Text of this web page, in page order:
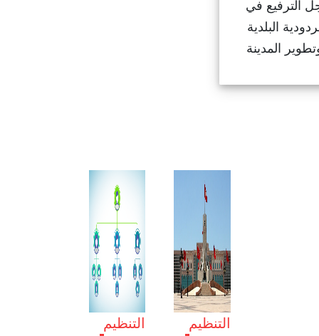
الترفيع في
البلدية
التنظيم
التنظيم